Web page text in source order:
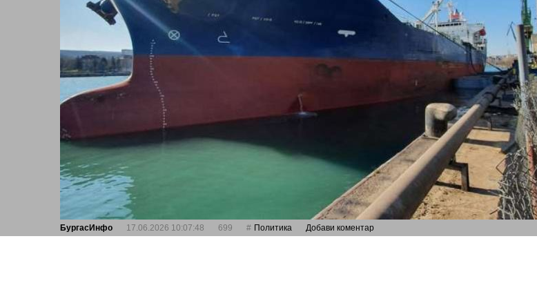
БургасИнфо 17.06.2026 10:07:48 699 Политика Добави коментар